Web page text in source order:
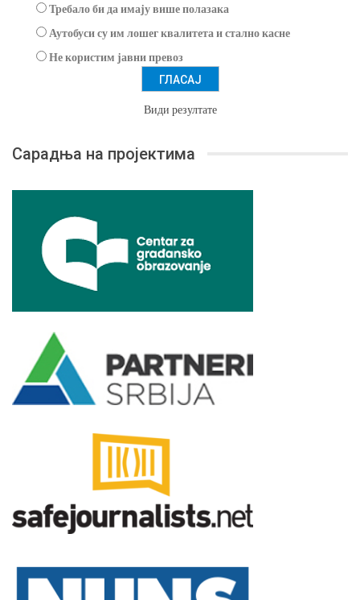
Требало би да имају више полазака
Аутобуси су им лошег квалитета и стално касне
Не користим јавни превоз
Види резултате
Сарадња на пројектима